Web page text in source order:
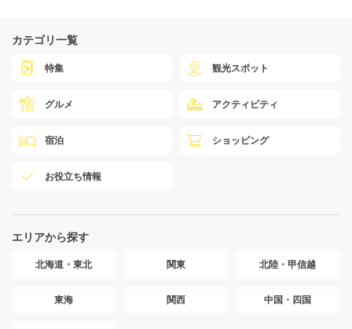
カテゴリ一覧
特集 観光スポット
グルメ アクティビティ
宿泊 ショッピング
お役立ち情報
エリアから探す
北海道・東北 関東 北陸・甲信越
東海 関西 中国・四国